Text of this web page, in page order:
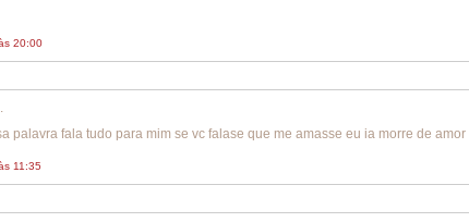
20:00
palavra fala tudo para mim se vc falase que me amasse eu ia morre de amor
11:35